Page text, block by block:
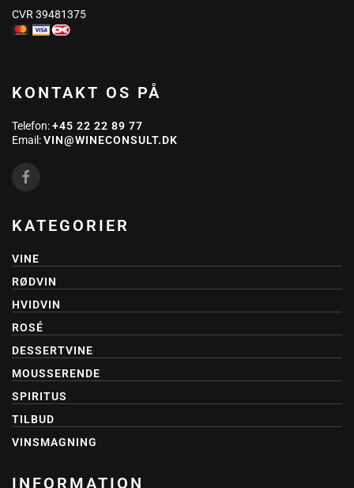
CVR 39481375
KONTAKT OS PÅ
Telefon:+45 22 22 89 77
Email:VIN@WINECONSULT.DK
KATEGORIER
VINE
RØDVIN
HVIDVIN
ROSÉ
DESSERTVINE
MOUSSERENDE
SPIRITUS
TILBUD
VINSMAGNING
INFORMATION